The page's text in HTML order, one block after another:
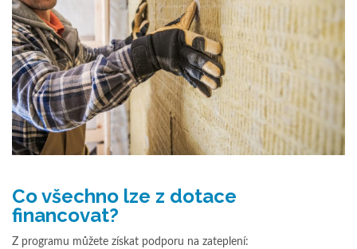
Co všechno lze z dotace
financovat?
Z programu můžete získat podporu na zateplení: